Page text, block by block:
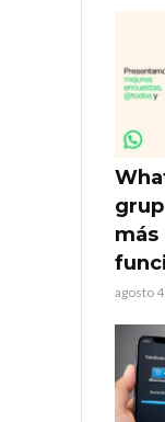
más
agosto